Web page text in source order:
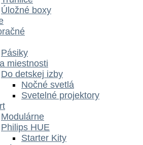
Úložné boxy
Pásiky
miestnosti
Do detskej izby
Nočné svetlá
Svetelné projektory
Modulárne
Philips HUE
Starter Kity